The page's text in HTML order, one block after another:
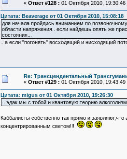
« Ответ #128 : 01 Октября 2010, 19:30:46
Цитата: Beaverage от 01 Октября 2010, 15:08:18
для начала пройдись вниманием по
области напряжения.. если найдешь опять же
состояния...
...а если "погонять" восходящий и нисходящий
Re: Трансцендентальный
« Ответ #129 : 01 Октября 2010, 19:43:49
Цитата: migus от 01 Октября 2010, 19:26:30
...эдак мы с тобой и квантовую теорию
Каббалисты собственно так прямо и
концентрированным светом!!!